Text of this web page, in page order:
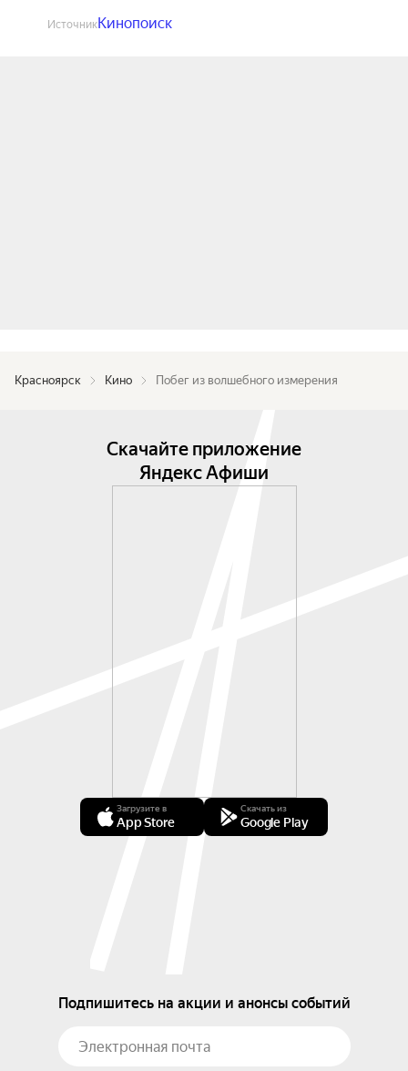
ИсточникКинопоиск
Красноярск Кино Побег из волшебного измерения
Скачайте приложение
Яндекс Афиши
Загрузите в
App Store
Скачать из
Google Play
Подпишитесь на акции и анонсы событий